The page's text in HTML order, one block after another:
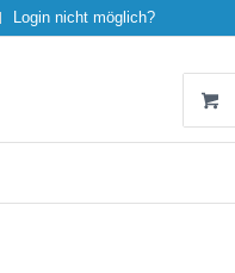
Login nicht möglich?